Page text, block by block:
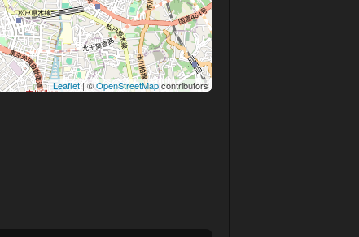
Leaflet| ©OpenStreetMapcontributors